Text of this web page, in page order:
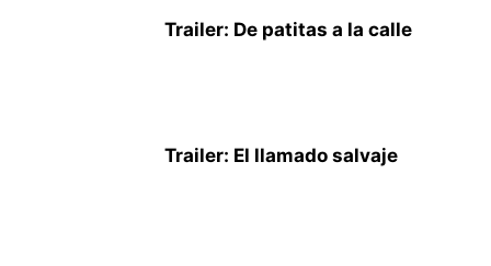
Trailer: De patitas a la calle
Trailer: El llamado salvaje